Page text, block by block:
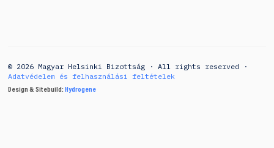
© 2026 Magyar Helsinki Bizottság · All rights reserved ·
Adatvédelem és felhasználási feltételek
Design & Sitebuild: Hydrogene